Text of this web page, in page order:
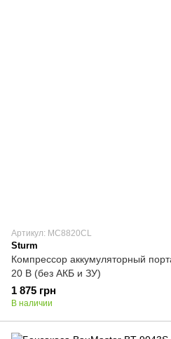
Артикул: MC8820CL
Sturm
Компрессор аккумуляторный
20 В (без АКБ и ЗУ)
1 875 грн
В наличии